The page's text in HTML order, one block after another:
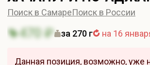
Поиск в СамареПоиск в России
470 ₽ за 270 г на 16
Данная позиция, возможно, уже